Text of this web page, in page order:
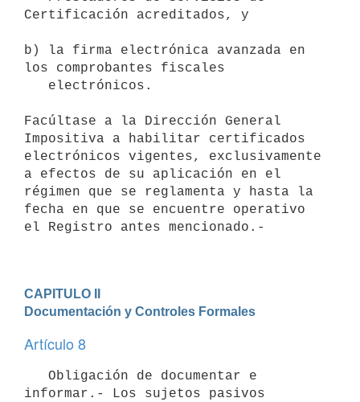
Certificación acreditados, y
b) la firma electrónica avanzada en
los comprobantes fiscales
Facúltase a la Dirección General
Impositiva a habilitar certificados
electrónicos vigentes, exclusivamente
a efectos de su aplicación en el
régimen que se reglamenta y hasta la
fecha en que se encuentre operativo
el Registro antes mencionado.-
CAPITULO II
Documentación y Controles Formales
Artículo 8
informar.- Los sujetos pasivos